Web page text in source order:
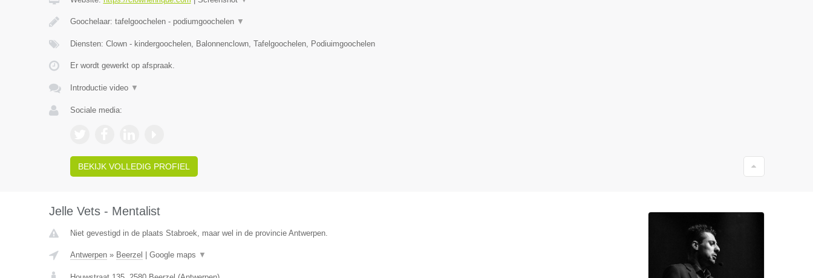
Goochelaar: tafelgoochelen - podiumgoochelen ▼
Diensten: Clown - kindergoochelen, Balonnenclown, Tafelgoochelen, Podiuimgoochelen
Er wordt gewerkt op afspraak.
Introductie video ▼
Sociale media:
BEKIJK VOLLEDIG PROFIEL
Jelle Vets - Mentalist
Niet gevestigd in de plaats Stabroek, maar wel in de provincie Antwerpen.
Antwerpen» Beerzel Google maps ▼